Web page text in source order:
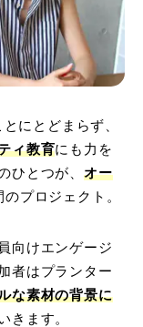
にとどまらず、
ィ教育にも力を
ひとつが、 オー
のプロジェクト。
向けエンゲージ
者はプランター
な素材の背景に
きます。